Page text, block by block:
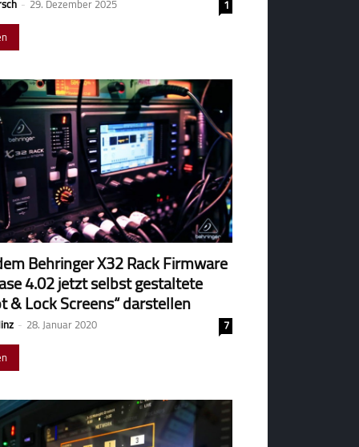
- 29. Dezember 2025
1
Behringer X32 Rack Firmware
4.02 jetzt selbst gestaltete
& Lock Screens“ darstellen
- 28. Januar 2020
7